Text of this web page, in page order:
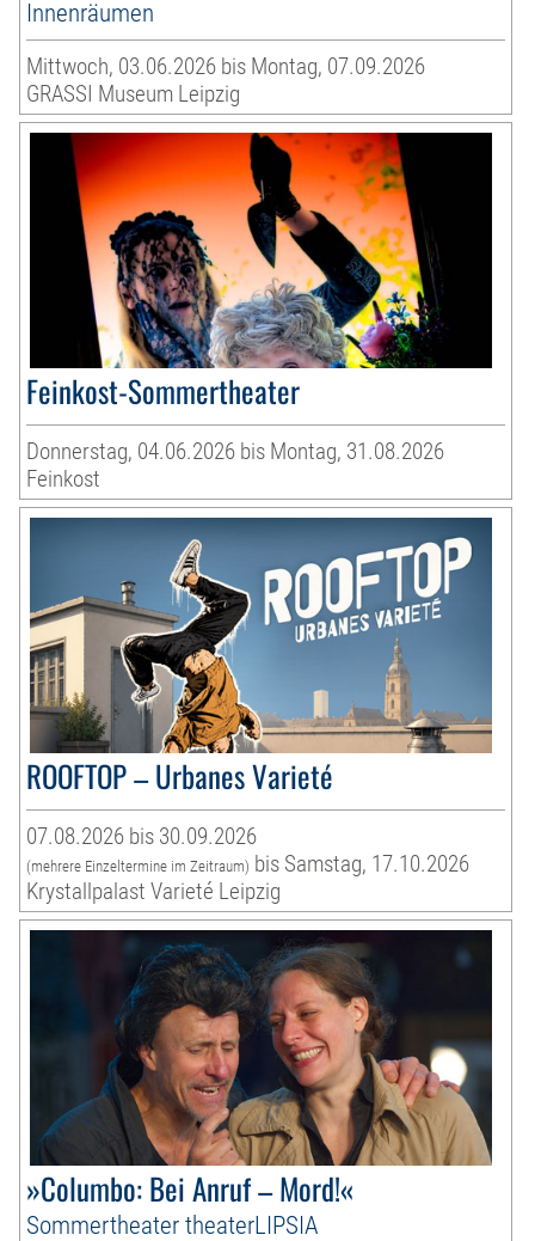
Innenräumen
Mittwoch, 03.06.2026 bis Montag, 07.09.2026
GRASSI Museum Leipzig
Feinkost-Sommertheater
Donnerstag, 04.06.2026 bis Montag, 31.08.2026
Feinkost
ROOFTOP – Urbanes Varieté
07.08.2026 bis 30.09.2026
(mehrere Einzeltermine im Zeitraum) bis Samstag, 17.10.2026
Krystallpalast Varieté Leipzig
»Columbo: Bei Anruf – Mord!«
Sommertheater theaterLIPSIA